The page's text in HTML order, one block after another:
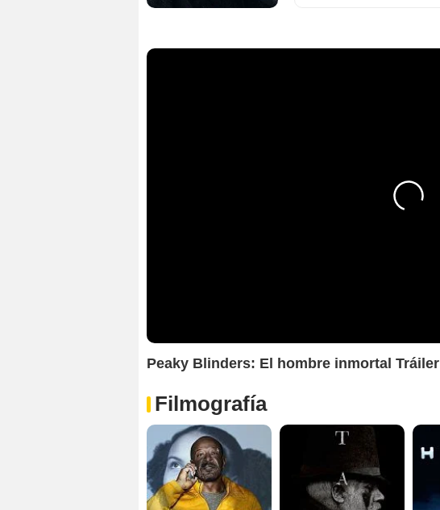
Peaky Blinders: El hombre inmortal Tráiler
Filmografía